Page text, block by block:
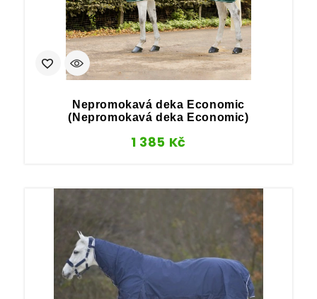
Nepromokavá deka Economic
(Nepromokavá deka Economic)
1 385 Kč